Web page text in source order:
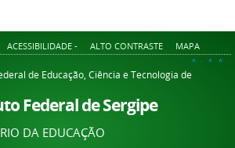
ACESSIBILIDADE - ALTO CONTRASTE MAPA
A+ A A-
de Educação, Ciência e Tecnologia de
Federal de Sergipe
DA EDUCAÇÃO